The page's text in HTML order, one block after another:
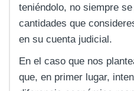
teniéndolo, no siempre
cantidades que
en su cuenta judicial.
En el caso que nos
que, en primer lugar,